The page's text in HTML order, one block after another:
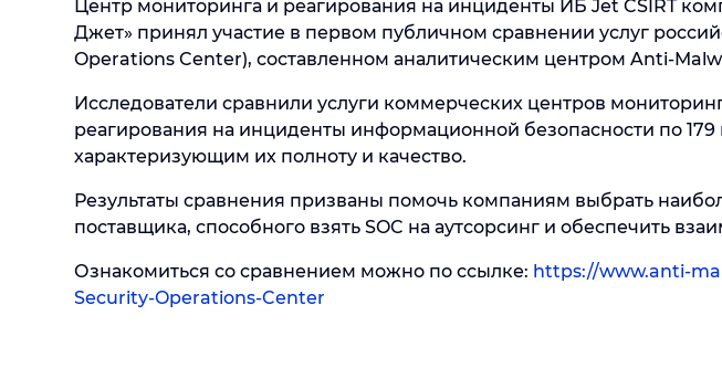
Центр мониторинга и реагирования на инциденты ИБ Jet CSIRT
Джет» принял участие в первом публичном сравнении услуг
Operations Center), составленном аналитическим центром Anti-
Исследователи сравнили услуги коммерческих центров
реагирования на инциденты информационной безопасности по 179
характеризующим их полноту и качество.
Результаты сравнения призваны помочь компаниям выбрать
поставщика, способного взять SOC на аутсорсинг и обеспечить
Ознакомиться со сравнением можно по ссылке: https://www.anti-
Security-Operations-Center